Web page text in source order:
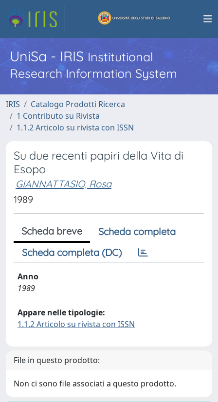
UniSa - IRISInstitutional
Research Information System
IRIS
Catalogo Prodotti Ricerca
1 Contributo su Rivista
1.1.2 Articolo su rivista con ISSN
Su due recenti papiri della Vita di
Esopo
GIANNATTASIO, Rosa
1989
Scheda breve
Scheda completa
Scheda completa (DC)
Anno
1989
Appare nelle tipologie:
1.1.2 Articolo su rivista con ISSN
File in questo prodotto:
Non ci sono file associati a questo prodotto.